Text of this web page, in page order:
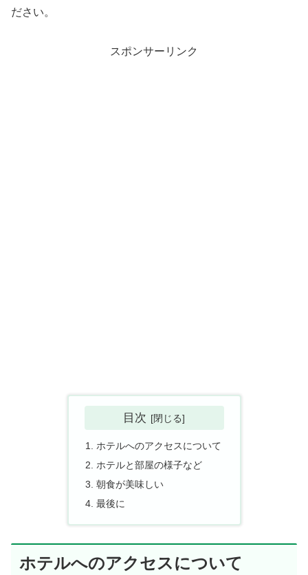
ださい。
スポンサーリンク
目次
ホテルへのアクセスについて
ホテルと部屋の様子など
朝食が美味しい
最後に
ホテルへのアクセスについて